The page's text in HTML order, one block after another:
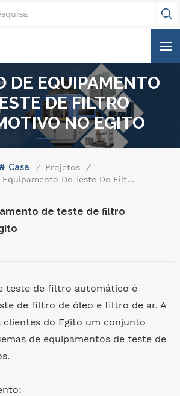
DE EQUIPAMENTO
DE FILTRO
NO EGITO
Casa / Projetos
/
Projeto De Equipamento De Teste De Filtro Automotivo No Egito
de teste de filtro
teste de filtro automático é
de filtro de óleo e filtro de ar. A
clientes do Egito um conjunto
de equipamentos de teste de